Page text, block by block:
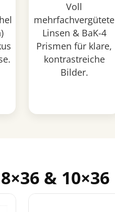
Voll
mehrfachvergütete
Linsen & BaK-4
Prismen für klare,
kontrastreiche
Bilder.
& 10×36